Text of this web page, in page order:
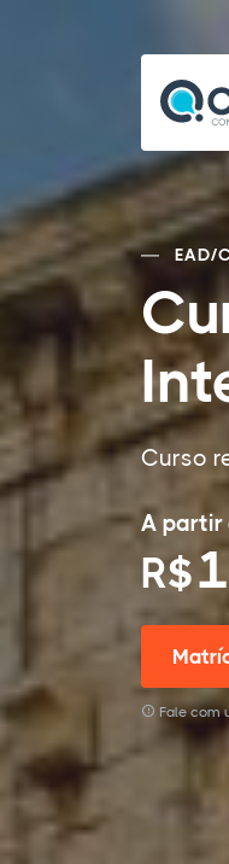
EAD/
Curso
A partir
R$
Fale com